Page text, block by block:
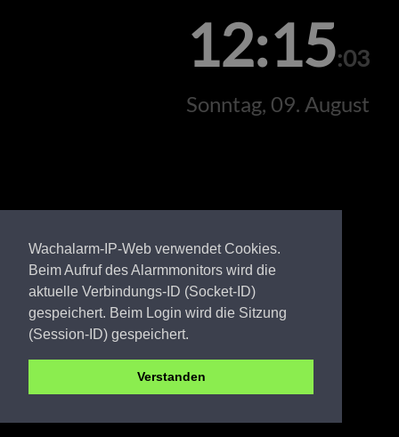
Wachalarm-IP-Web verwendet Cookies.
Beim Aufruf des Alarmmonitors wird die
aktuelle Verbindungs-ID (Socket-ID)
gespeichert. Beim Login wird die Sitzung
(Session-ID) gespeichert.
Verstanden
12:15:03
Sonntag, 09. August
PR FW Groß Pankow